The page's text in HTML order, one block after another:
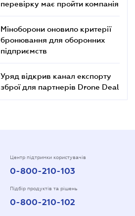
перевірку має пройти компанія
Міноборони оновило критерії
бронювання для оборонних
підприємств
Уряд відкрив канал експорту
зброї для партнерів Drone Deal
Центр підтримки користувачів
0-800-210-103
Підбір продуктів та рішень
0-800-210-102